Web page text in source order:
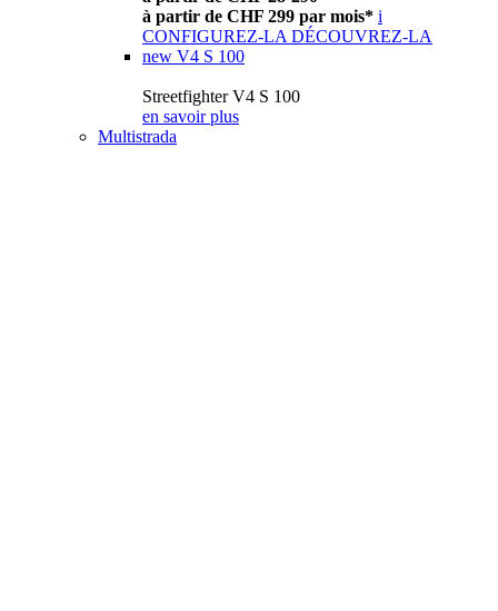
à partir de CHF 299 par mois* i
CONFIGUREZ-LA DÉCOUVREZ-LA
new V4 S 100
Streetfighter V4 S 100
en savoir plus
Multistrada